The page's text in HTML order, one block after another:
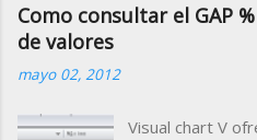
Como consultar el GAP
de valores
mayo 02, 2012
Visual chart V